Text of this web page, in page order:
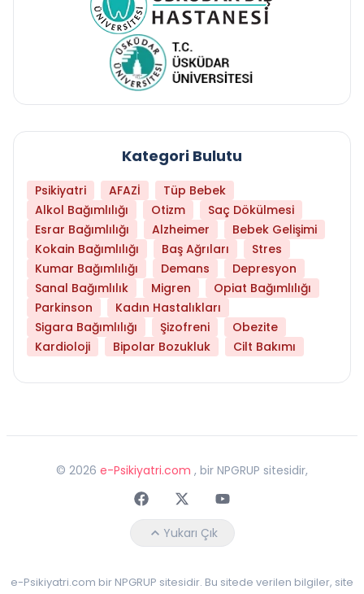
Kategori Bulutu
Psikiyatri AFAZİ
Tüp Bebek
Alkol Bağımlılığı
Otizm
Saç Dökülmesi
Esrar Bağımlılığı
Alzheimer
Bebek Gelişimi
Kokain Bağımlılığı
Baş Ağrıları
Stres
Kumar Bağımlılığı
Demans
Depresyon
Sanal Bağımlılık
Migren
Opiat Bağımlılığı
Parkinson
Kadın Hastalıkları
Sigara Bağımlılığı
Şizofreni
Obezite
Kardioloji
Bipolar Bozukluk Cilt Bakımı
© 2026 e-Psikiyatri.com , bir NPGRUP sitesidir,
FaceebokTwitterYoutube
Yukarı Çık
e-Psikiyatri.com bir NPGRUP sitesidir. Bu sitede verilen bilgiler, site